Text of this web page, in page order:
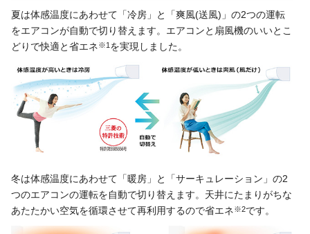
夏は体感温度にあわせて「冷房」と「爽風(送風)」の2つの運転
をエアコンが自動で切り替えます。エアコンと扇風機のいいとこ
どりで快適と省エネ※1 を実現しました。
冬は体感温度にあわせて「暖房」と「サーキュレーション」の2
つのエアコンの運転を自動で切り替えます。天井にたまりがちな
あたたかい空気を循環させて再利用するので省エネ※2です。